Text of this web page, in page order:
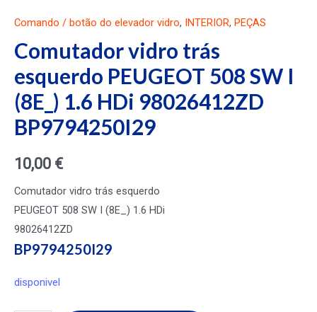
Comando / botão do elevador vidro, INTERIOR, PEÇAS
Comutador vidro trás
esquerdo PEUGEOT 508 SW I
(8E_) 1.6 HDi 98026412ZD
BP9794250I29
10,00 €
Comutador vidro trás esquerdo
PEUGEOT 508 SW I (8E_) 1.6 HDi
98026412ZD
BP9794250I29
disponivel